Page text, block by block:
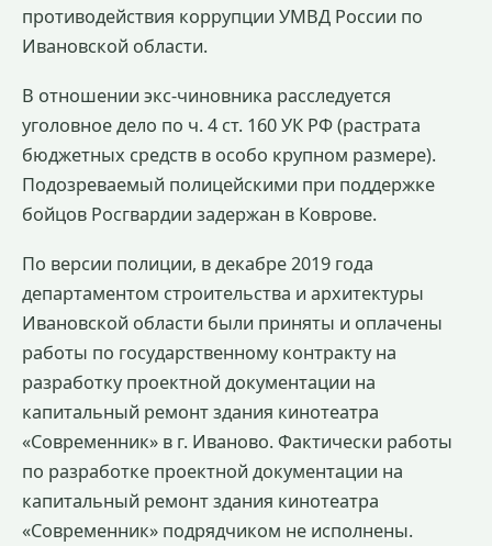
противодействия коррупции УМВД России по
Ивановской области.
В отношении экс-чиновника расследуется
уголовное дело по ч. 4 ст. 160 УК РФ (растрата
бюджетных средств в особо крупном размере).
Подозреваемый полицейскими при поддержке
бойцов Росгвардии задержан в Коврове.
По версии полиции, в декабре 2019 года
департаментом строительства и архитектуры
Ивановской области были приняты и оплачены
работы по государственному контракту на
разработку проектной документации на
капитальный ремонт здания кинотеатра
«Современник» в г. Иваново. Фактически работы
по разработке проектной документации на
капитальный ремонт здания кинотеатра
«Современник» подрядчиком не исполнены.